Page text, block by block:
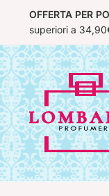
navigation
content
OFFERTA PER
superiori a